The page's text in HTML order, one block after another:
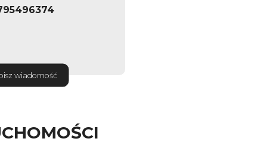
wiadomość